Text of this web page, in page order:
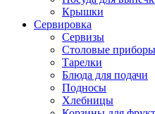
Крышки
Сервировка
Сервизы
Столовые приборы
Тарелки
Блюда для подачи
Подносы
Хлебницы